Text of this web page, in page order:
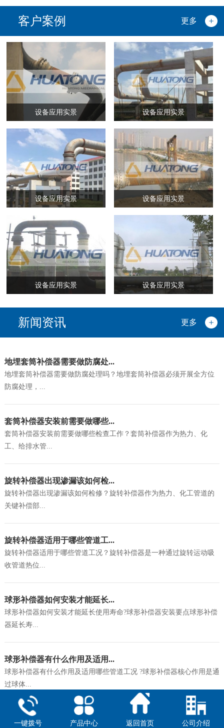
客户案例 更多
设备应用实景 设备应用实景
设备应用实景 设备应用实景
设备应用实景 设备应用实景
新闻资讯 更多
地埋套筒补偿器需要做防腐处...
地埋套筒补偿器需要做防腐处理吗？地埋套筒补偿器必须开展全方位
防腐处理，...
套筒补偿器安装前需要做哪些...
套筒补偿器安装前需要做哪些检查工作？套筒补偿器作为热力、化
工、给排水管...
旋转补偿器出现渗漏该如何检...
旋转补偿器出现渗漏该如何检修？旋转补偿器作为热力、化工管道的
关键补偿部...
旋转补偿器适用于哪些管道工...
旋转补偿器适用于哪些管道工况？旋转补偿器是一种通过旋转运动吸
收管道热位...
球形补偿器如何安装才能延长...
球形补偿器如何安装才能延长使用寿命?球形补偿器安装要点球形补偿
器延长寿...
球形补偿器有什么作用及适用...
球形补偿器有什么作用及适用哪些管道工况 ?球形补偿器核心作用是通
过球体...
一键拨号 产品中心 返回首页 公司介绍